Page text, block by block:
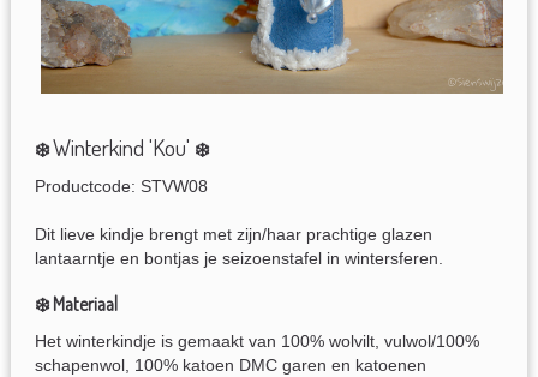
❄️Winterkind 'Kou' ❄️
Productcode: STVW08
Dit lieve kindje brengt met zijn/haar prachtige glazen
lantaarntje en bontjas je seizoenstafel in wintersferen.
❄️ Materiaal
Het winterkindje is gemaakt van 100% wolvilt, vulwol/100%
schapenwol, 100% katoen DMC garen en katoenen